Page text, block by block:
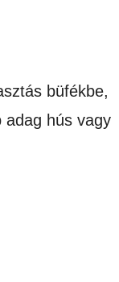
büfékbe,
adag hús vagy